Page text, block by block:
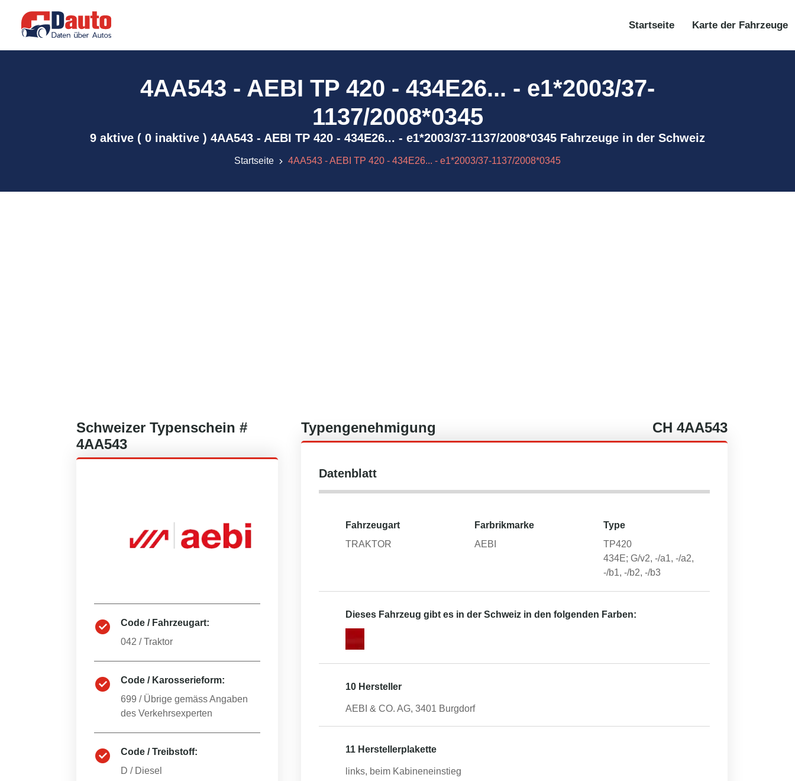
Startseite Karte der Fahrzeuge
4AA543 - AEBI TP 420 - 434E26... - e1*2003/37-
1137/2008*0345
9 aktive ( 0 inaktive ) 4AA543 - AEBI TP 420 - 434E26... - e1*2003/37-1137/2008*0345 Fahrzeuge in der Schweiz
Startseite 4AA543 - AEBI TP 420 - 434E26... - e1*2003/37-1137/2008*0345
Schweizer Typenschein #
4AA543
Code / Fahrzeugart:
042 /Traktor
Code / Karosserieform:
699 / Übrige gemäss Angaben
des Verkehrsexperten
Code / Treibstoff:
D / Diesel
Typengenehmigung CH 4AA543
Datenblatt
Fahrzeugart
TRAKTOR
Farbrikmarke
AEBI
Type
TP420
434E; G/v2, -/a1, -/a2,
-/b1, -/b2, -/b3
Dieses Fahrzeug gibt es in der Schweiz in den folgenden Farben:
10 Hersteller
AEBI & CO. AG, 3401 Burgdorf
11 Herstellerplakette
links, beim Kabineneinstieg